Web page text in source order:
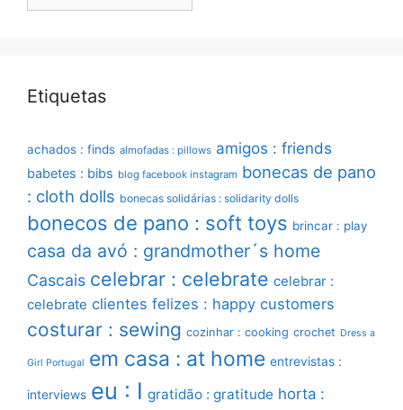
Etiquetas
achados : finds almofadas : pillows amigos : friends
babetes : bibs blog facebook instagram bonecas de pano
: cloth dolls bonecas solidárias : solidarity dolls
bonecos de pano : soft toys brincar : play
casa da avó : grandmother´s home
Cascais celebrar : celebrate celebrar :
celebrate clientes felizes : happy customers
costurar : sewing cozinhar : cooking crochet Dress a
Girl Portugal em casa : at home entrevistas :
interviews eu : I gratidão : gratitude horta :